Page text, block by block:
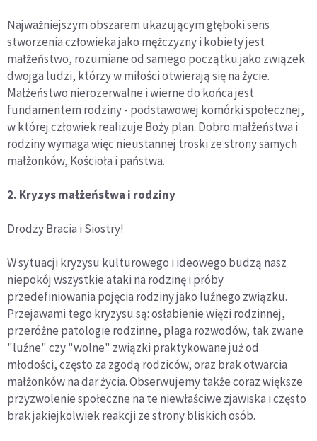
Najważniejszym obszarem ukazującym głęboki sens
stworzenia człowieka jako mężczyzny i kobiety jest
małżeństwo, rozumiane od samego początku jako związek
dwojga ludzi, którzy w miłości otwierają się na życie.
Małżeństwo nierozerwalne i wierne do końca jest
fundamentem rodziny - podstawowej komórki społecznej,
w której człowiek realizuje Boży plan. Dobro małżeństwa i
rodziny wymaga więc nieustannej troski ze strony samych
małżonków, Kościoła i państwa.
2. Kryzys małżeństwa i rodziny
Drodzy Bracia i Siostry!
W sytuacji kryzysu kulturowego i ideowego budzą nasz
niepokój wszystkie ataki na rodzinę i próby
przedefiniowania pojęcia rodziny jako luźnego związku.
Przejawami tego kryzysu są: osłabienie więzi rodzinnej,
przeróżne patologie rodzinne, plaga rozwodów, tak zwane
"luźne" czy "wolne" związki praktykowane już od
młodości, często za zgodą rodziców, oraz brak otwarcia
małżonków na dar życia. Obserwujemy także coraz większe
przyzwolenie społeczne na te niewłaściwe zjawiska i często
brak jakiejkolwiek reakcji ze strony bliskich osób.